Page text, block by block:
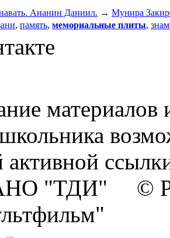
Ананин Даниил. → Мунира
, память, мемориальные плиты,
материалов
активной
"ТДИ" ©